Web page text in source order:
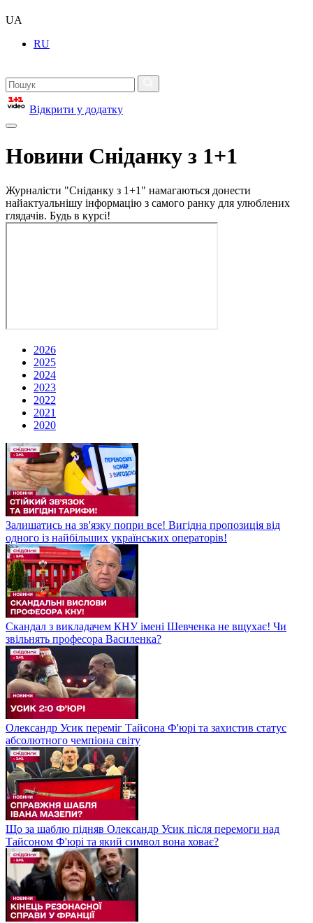
UA
RU
Відкрити у додатку
Новини Сніданку з 1+1
Журналісти "Сніданку з 1+1" намагаються донести
найактуальнішу інформацію з самого ранку для улюблених
глядачів. Будь в курсі!
2026
2025
2024
2023
2022
2021
2020
Залишатись на зв'язку попри все! Вигідна пропозиція від
одного із найбільших українських операторів!
Скандал з викладачем КНУ імені Шевченка не вщухає! Чи
звільнять професора Василенка?
Олександр Усик переміг Тайсона Ф'юрі та захистив статус
абсолютного чемпіона світу
Що за шаблю підняв Олександр Усик після перемоги над
Тайсоном Ф'юрі та який символ вона ховає?